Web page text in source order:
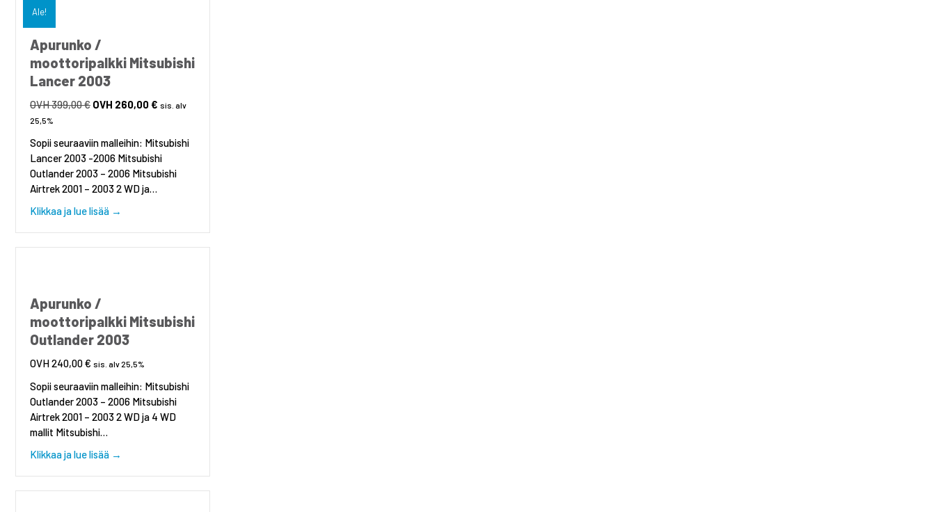
Ale!
Apurunko /
moottoripalkki Mitsubishi
Lancer 2003
399,00€ Alkuperäinen
399,00 €.
260,00€ Nykyinen
260,00 €.
sis. alv
25,5%
Sopii seuraaviin malleihin: Mitsubishi
Lancer 2003 -2006 Mitsubishi
Outlander 2003 – 2006 Mitsubishi
Airtrek 2001 – 2003 2 WD ja…
Klikkaa ja lue lisää →
Apurunko /
moottoripalkki Mitsubishi
Outlander 2003
240,00€ sis. alv 25,5%
Sopii seuraaviin malleihin: Mitsubishi
Outlander 2003 – 2006 Mitsubishi
Airtrek 2001 – 2003 2 WD ja 4 WD
mallit Mitsubishi…
Klikkaa ja lue lisää →